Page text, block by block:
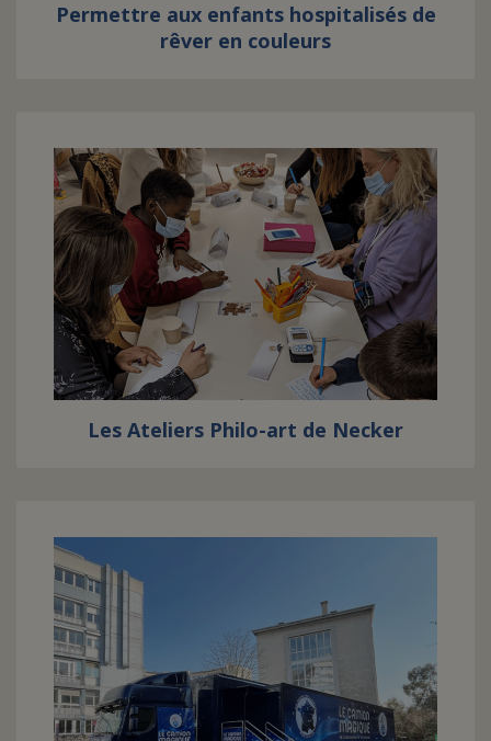
Permettre aux enfants hospitalisés de
rêver en couleurs
Les Ateliers Philo-art de Necker